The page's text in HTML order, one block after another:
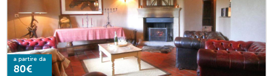
a partire da
80€